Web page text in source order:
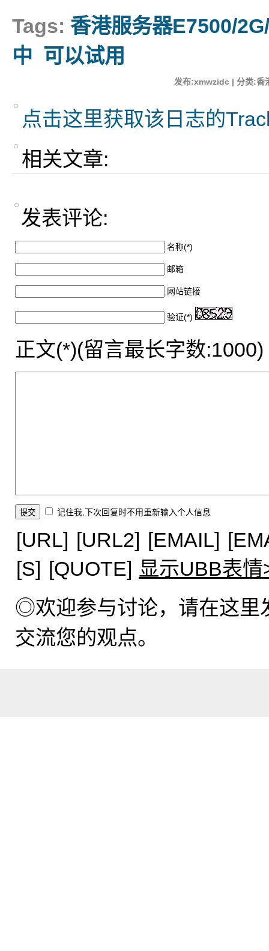
Tags: 香港服务器E7500/
中 可以试用
发布:xmwzidc | 分类:香
点击这里获取该日志的
相关文章:
发表评论:
名称(*)
邮箱
网站链接
验证(*)
正文(*)(留言最长字数:1000)
记住我,下次回复时不用重新输入个人信息
[URL] [URL2] [EMAIL]
[S] [QUOTE] 显示UBB表情
◎欢迎参与讨论，请在这里
交流您的观点。